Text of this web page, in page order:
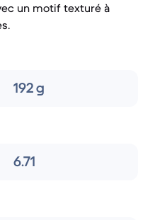
un motif texturé à
192 g
6.71